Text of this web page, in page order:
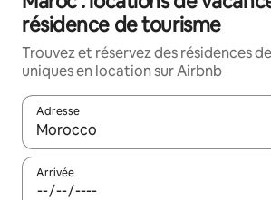
résidence de tourisme
Trouvez et réservez des résidences
uniques en location sur Airbnb
Adresse
Lorsque les résultats s'affichent,
Arrivée